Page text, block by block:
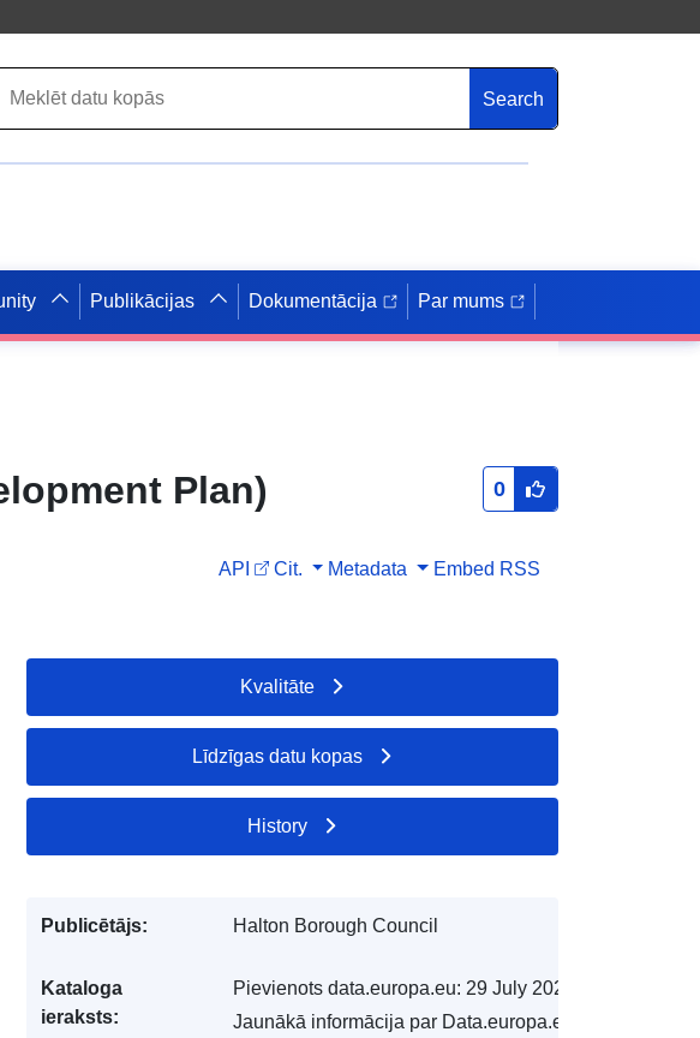
Search
Publikācijas Dokumentācija Par mums
Plan) 0
API Cit. Metadata Embed RSS
Kvalitāte
Līdzīgas datu kopas
History
Publicētājs: Halton Borough Council
Kataloga
ieraksts:
Pievienots data.europa.eu: 29 July 2026
Jaunākā informācija par Data.europa.eu: